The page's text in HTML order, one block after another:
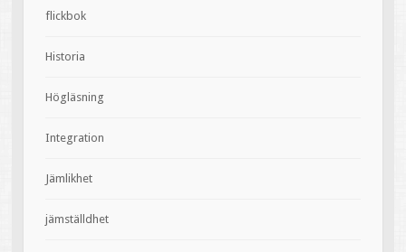
flickbok
Historia
Högläsning
Integration
Jämlikhet
jämställdhet